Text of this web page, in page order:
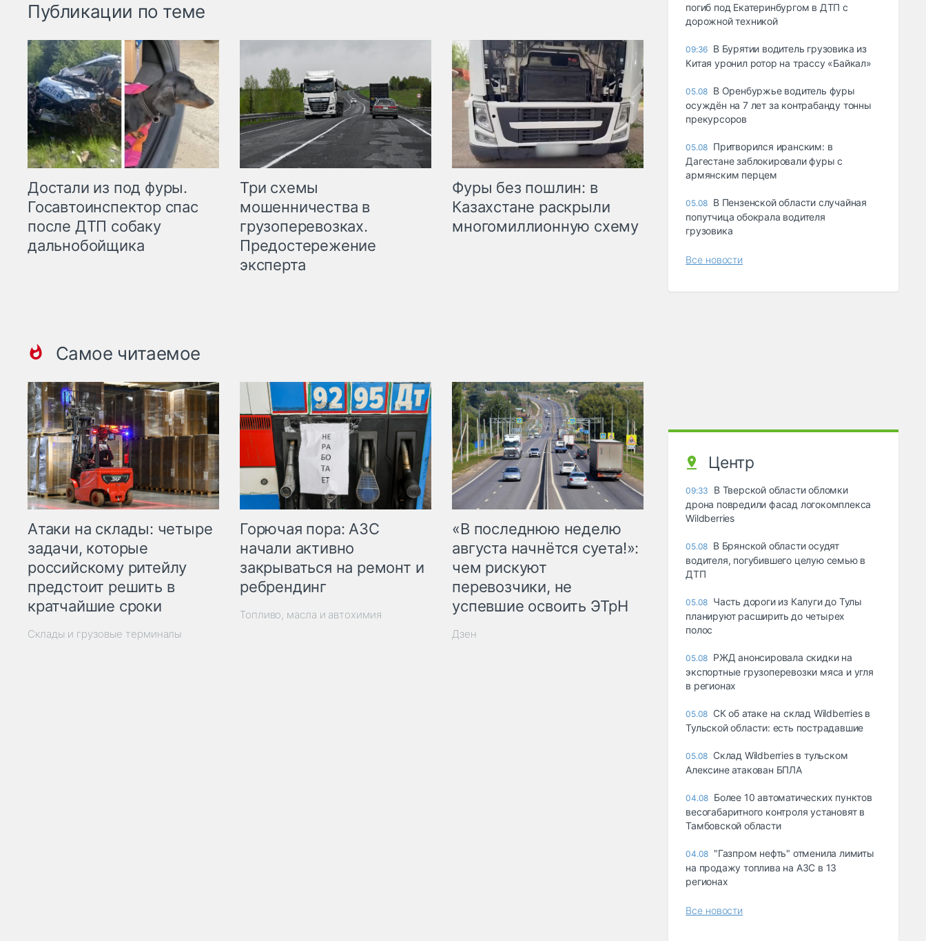
Публикации по теме
Достали из под фуры.
Госавтоинспектор спас
после ДТП собаку
дальнобойщика
Три схемы
мошенничества в
грузоперевозках.
Предостережение
эксперта
Фуры без пошлин: в
Казахстане раскрыли
многомиллионную схему
Самое читаемое
Атаки на склады: четыре
задачи, которые
российскому ритейлу
предстоит решить в
кратчайшие сроки
Склады и грузовые терминалы
Горючая пора: АЗС
начали активно
закрываться на ремонт и
ребрендинг
Топливо, масла и автохимия
«В последнюю неделю
августа начнётся суета!»:
чем рискуют
перевозчики, не
успевшие освоить ЭТрН
Дзен
погиб под Екатеринбургом в ДТП с
дорожной техникой
09:36 В Бурятии водитель грузовика из
Китая уронил ротор на трассу «Байкал»
05.08 В Оренбуржье водитель фуры
осуждён на 7 лет за контрабанду тонны
прекурсоров
05.08 Притворился иранским: в
Дагестане заблокировали фуры с
армянским перцем
05.08 В Пензенской области случайная
попутчица обокрала водителя
грузовика
Все новости
Центр
09:33
В Тверской области обломки
дрона повредили фасад логокомплекса
Wildberries
05.08 В Брянской области осудят
водителя, погубившего целую семью в
ДТП
05.08 Часть дороги из Калуги до Тулы
планируют расширить до четырех
полос
05.08 РЖД анонсировала скидки на
экспортные грузоперевозки мяса и угля
в регионах
05.08 СК об атаке на склад Wildberries в
Тульской области: есть пострадавшие
05.08 Склад Wildberries в тульском
Алексине атакован БПЛА
04.08 Более 10 автоматических пунктов
весогабаритного контроля установят в
Тамбовской области
04.08 "Газпром нефть" отменила лимиты
на продажу топлива на АЗС в 13
регионах
Все новости